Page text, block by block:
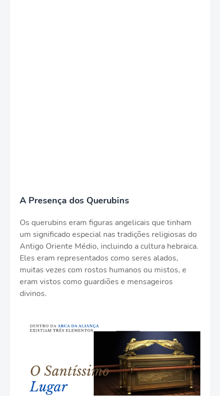
A Presença dos Querubins
Os querubins eram figuras angelicais que tinham
um significado especial nas tradições religiosas do
Antigo Oriente Médio, incluindo a cultura hebraica.
Eles eram representados como seres alados,
muitas vezes com rostos humanos ou mistos, e
eram vistos como guardiões e mensageiros
divinos.